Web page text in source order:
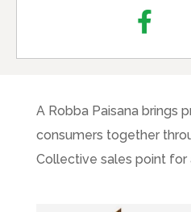
A Robba Paisana brings
consumers together
Collective sales point for